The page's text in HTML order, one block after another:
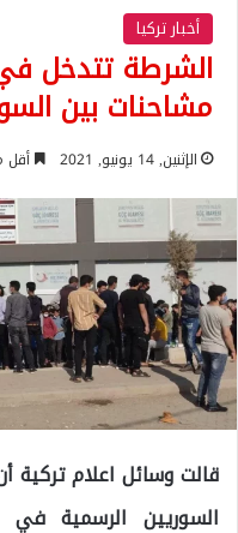
أخبار تركيا
الشرطة تتدخل
مشاحنات بين
الإثنين, 14 يونيو, 2021 أقل
قالت وسائل اعلام تركية
السوريين الرسمية